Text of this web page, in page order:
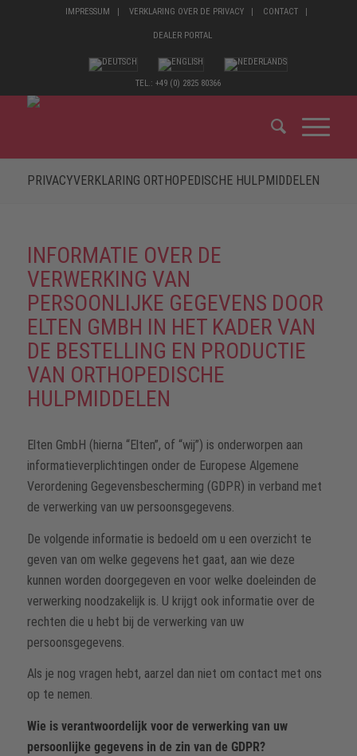
IMPRESSUM VERKLARING OVER DE PRIVACY CONTACT
DEALER PORTAL
TEL.: +49 (0) 2825 80366
PRIVACYVERKLARING ORTHOPEDISCHE HULPMIDDELEN
INFORMATIE OVER DE
VERWERKING VAN
PERSOONLIJKE GEGEVENS DOOR
ELTEN GMBH IN HET KADER VAN
DE BESTELLING EN PRODUCTIE
VAN ORTHOPEDISCHE
HULPMIDDELEN
Elten GmbH (hierna “Elten”, of “wij”) is onderworpen aan
informatieverplichtingen onder de Europese Algemene
Verordening Gegevensbescherming (GDPR) in verband met
de verwerking van uw persoonsgegevens.
De volgende informatie is bedoeld om u een overzicht te
geven van om welke gegevens het gaat, aan wie deze
kunnen worden doorgegeven en voor welke doeleinden de
verwerking noodzakelijk is. U krijgt ook informatie over de
rechten die u hebt bij de verwerking van uw
persoonsgegevens.
Als je nog vragen hebt, aarzel dan niet om contact met ons
op te nemen.
Wie is verantwoordelijk voor de verwerking van uw
persoonlijke gegevens in de zin van de GDPR?